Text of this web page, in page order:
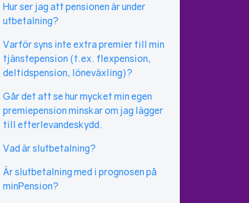
Hur ser jag att pensionen är under
utbetalning?
Varför syns inte extra premier till min
tjänstepension (t.ex. flexpension,
deltidspension, löneväxling)?
Går det att se hur mycket min egen
premiepension minskar om jag lägger
till efterlevandeskydd.
Vad är slutbetalning?
Är slutbetalning med i prognosen på
minPension?